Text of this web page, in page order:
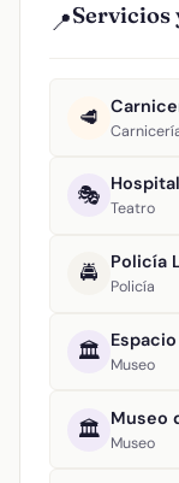
📍Servicios
🥩
🎭 Teatro
🚔 Policía
Policía
🏛️ Museo
🏛️ Museo
Museo